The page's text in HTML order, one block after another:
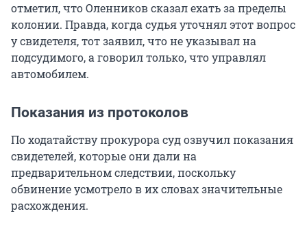
отметил, что Оленников сказал ехать за пределы
колонии. Правда, когда судья уточнял этот вопрос
у свидетеля, тот заявил, что не указывал на
подсудимого, а говорил только, что управлял
автомобилем.
Показания из протоколов
По ходатайству прокурора суд озвучил показания
свидетелей, которые они дали на
предварительном следствии, поскольку
обвинение усмотрело в их словах значительные
расхождения.